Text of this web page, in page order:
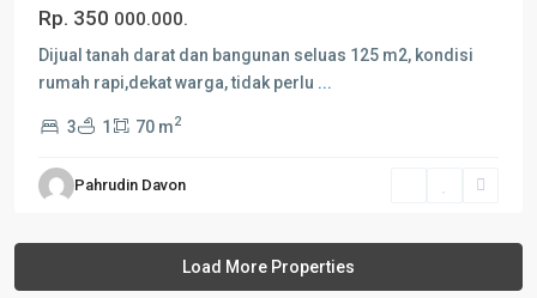
Rp. 350 000.000.
Dijual tanah darat dan bangunan seluas 125 m2, kondisi
rumah rapi,dekat warga, tidak perlu ...
3 1 70 m2
Pahrudin Davon